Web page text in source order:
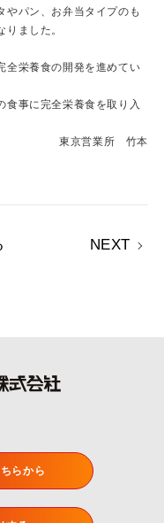
やパン、お弁当タイプのも
ました。
全栄養食の開発を進めてい
食事に完全栄養食を取り入
東京営業所 竹本
NEXT
らから